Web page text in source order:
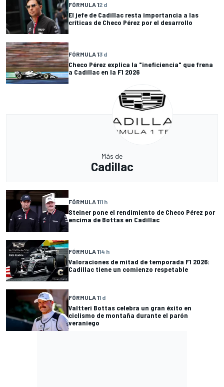
FÓRMULA 12 d
El jefe de Cadillac resta importancia a las
críticas de Checo Pérez por el desarrollo
FÓRMULA 13 d
Checo Pérez explica la "ineficiencia" que frena
a Cadillac en la F1 2026
Más de
Cadillac
FÓRMULA 111 h
Steiner pone el rendimiento de Checo Pérez por
encima de Bottas en Cadillac
FÓRMULA 114 h
Valoraciones de mitad de temporada F1 2026:
Cadillac tiene un comienzo respetable
FÓRMULA 11 d
Valtteri Bottas celebra un gran éxito en
ciclismo de montaña durante el parón
veraniego